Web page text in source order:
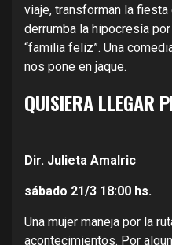
viaje, transforman la
derrumba la hipocresía
“familia feliz”. Una
nos pone en jaque.
QUISIERA LLEGAR
Dir. Julieta Amalric
sábado 21/3 18:00 hs.
Una mujer maneja por la
acontecimientos. Por